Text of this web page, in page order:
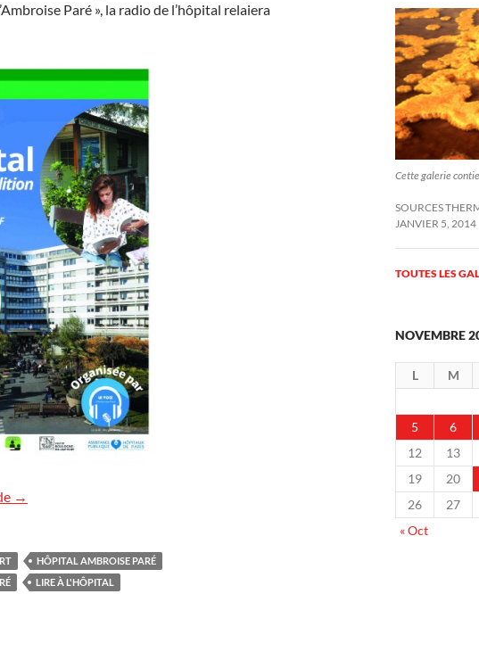
Paré », la radio de l’hôpital relaiera
Lire à l’hôpital, 4e édition
→
HÔPITAL AMBROISE PARÉ
LIRE À L'HÔPITAL
Cette galerie
SOURCES
JANVIER 5, 2014
TOUTES LES
NOVEMBRE
L M
5
6
12
13
19
20
26
27
« Oct